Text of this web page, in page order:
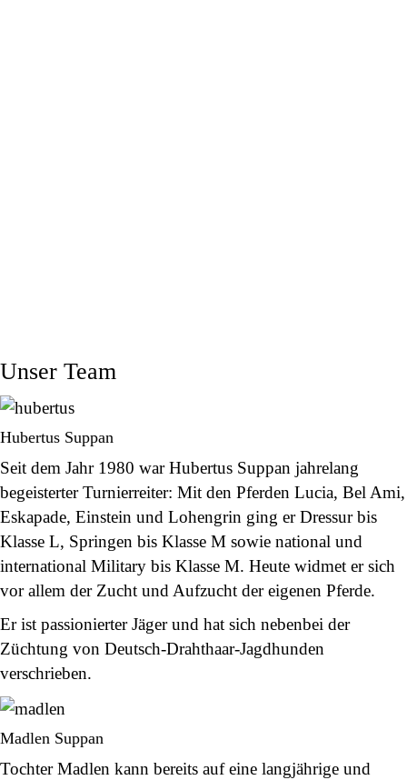
Unser Team
Hubertus Suppan
Seit dem Jahr 1980 war Hubertus Suppan jahrelang
begeisterter Turnierreiter: Mit den Pferden Lucia, Bel Ami,
Eskapade, Einstein und Lohengrin ging er Dressur bis
Klasse L, Springen bis Klasse M sowie national und
international Military bis Klasse M. Heute widmet er sich
vor allem der Zucht und Aufzucht der eigenen Pferde.
Er ist passionierter Jäger und hat sich nebenbei der
Züchtung von Deutsch-Drahthaar-Jagdhunden
verschrieben.
Madlen Suppan
Tochter Madlen kann bereits auf eine langjährige und